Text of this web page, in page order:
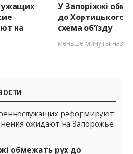
на
У Запоріжжі
до Хортицького
схема об’їзду
меньше минуты назад
реформируют:
ожидают на Запорожье
обмежать рух до